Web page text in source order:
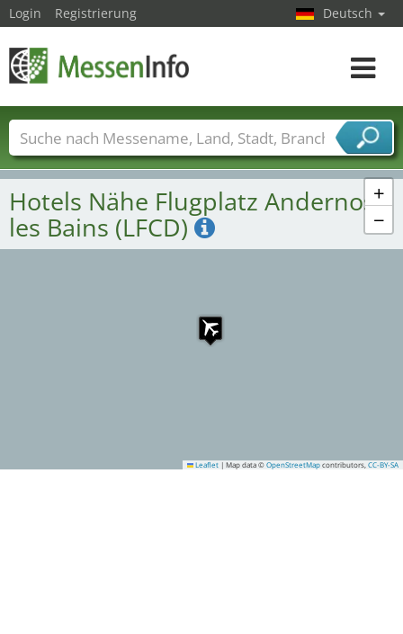
+
−
Leaflet | Map data © OpenStreetMap contributors, CC-BY-SA
Hotels Nähe Flugplatz Andernos
les Bains (LFCD)
Login Registrierung Deutsch
Toggle
Messenamen Länder Städte
Branchen
Dienstleisterbranchen